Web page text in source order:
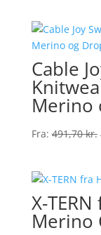
Cable
Merino
Fra:491,70kr.
X-
Merino